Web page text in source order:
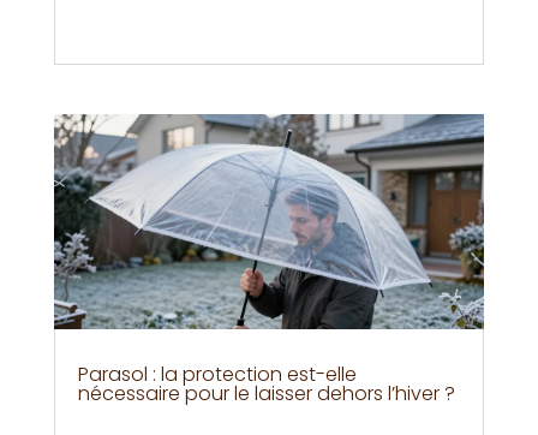
Parasol : la protection est-elle
nécessaire pour le laisser dehors l’hiver ?